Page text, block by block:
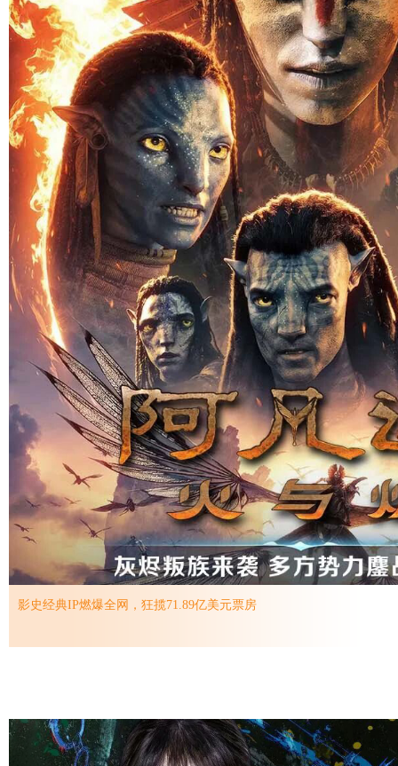
影史经典IP燃爆全网，狂揽71.89亿美元票房